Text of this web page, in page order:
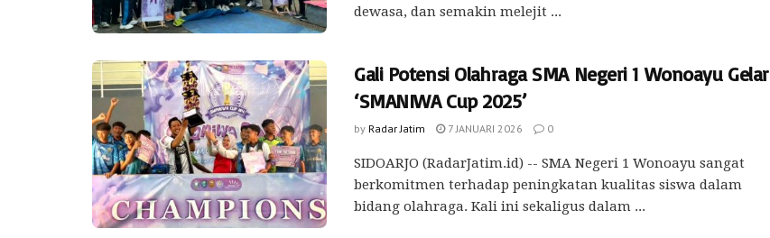
dewasa, dan semakin melejit ...
Gali Potensi Olahraga SMA Negeri 1 Wonoayu Gelar
‘SMANIWA Cup 2025’
by Radar Jatim 7 JANUARI 2026 0
SIDOARJO (RadarJatim.id) -- SMA Negeri 1 Wonoayu sangat
berkomitmen terhadap peningkatan kualitas siswa dalam
bidang olahraga. Kali ini sekaligus dalam ...